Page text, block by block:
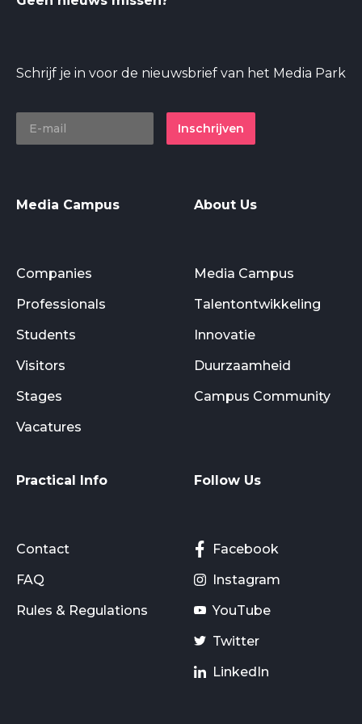
Schrijf je in voor de nieuwsbrief van het Media Park
Inschrijven
Media Campus
Companies
Professionals
Students
Visitors
Stages
Vacatures
About Us
Media Campus
Talentontwikkeling
Innovatie
Duurzaamheid
Campus Community
Practical Info
Contact
FAQ
Rules & Regulations
Follow Us
Facebook
Instagram
YouTube
Twitter
LinkedIn